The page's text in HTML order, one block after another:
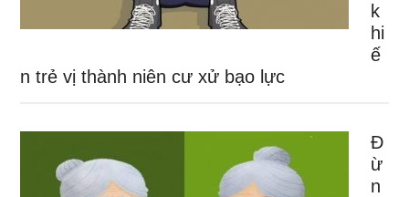
k
hi
ế
n trẻ vị thành niên cư xử bạo lực
Đ
ừ
n